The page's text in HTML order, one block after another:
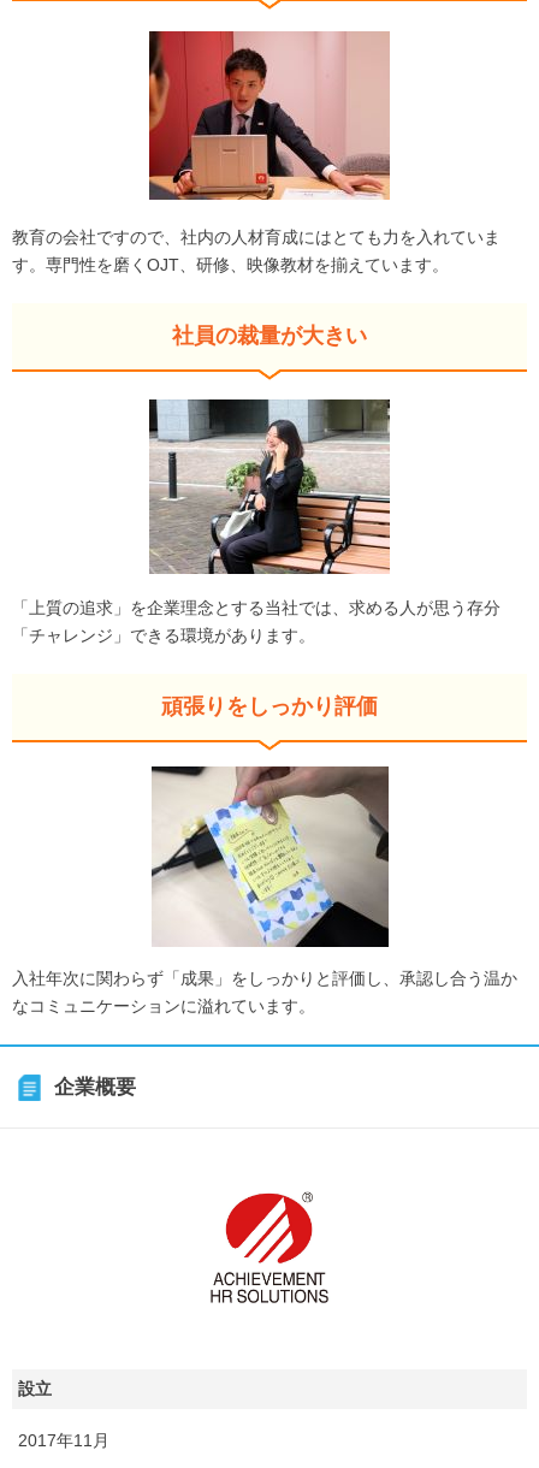
教育の会社ですので、社内の人材育成にはとても力を入れていま
す。専門性を磨くOJT、研修、映像教材を揃えています。
社員の裁量が大きい
「上質の追求」を企業理念とする当社では、求める人が思う存分
「チャレンジ」できる環境があります。
頑張りをしっかり評価
入社年次に関わらず「成果」をしっかりと評価し、承認し合う温か
なコミュニケーションに溢れています。
企業概要
設立
2017年11月